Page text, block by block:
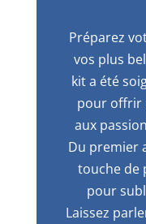
Préparez
vos plus
kit a été
pour offrir
aux
Du premier
touche de
pour
Laissez